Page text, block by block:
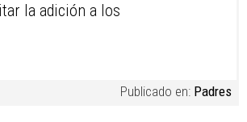
la adición a los
Publicado en: Padres